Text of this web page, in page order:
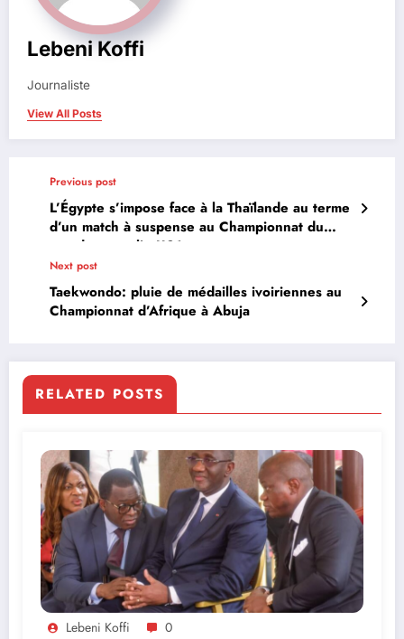
Lebeni Koffi
Journaliste
View All Posts
Previous post
L’Égypte s’impose face à la Thaïlande au terme
d’un match à suspense au Championnat du
monde masculin U21
Next post
Taekwondo: pluie de médailles ivoiriennes au
Championnat d’Afrique à Abuja
RELATED POSTS
Lebeni Koffi 0